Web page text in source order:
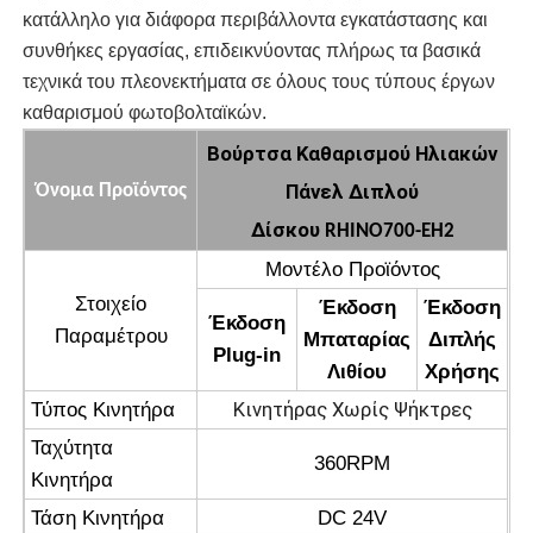
κατάλληλο για διάφορα περιβάλλοντα εγκατάστασης και
συνθήκες εργασίας, επιδεικνύοντας πλήρως τα βασικά
τεχνικά του πλεονεκτήματα σε όλους τους τύπους έργων
καθαρισμού φωτοβολταϊκών.
Όνομα Προϊόντος
Βούρτσα Καθαρισμού Ηλιακών
Πάνελ Διπλού
Δίσκου RHINO700-EH2
Στοιχείο
Παραμέτρου
Μοντέλο Προϊόντος
Έκδοση
Plug-in
Έκδοση
Μπαταρίας
Λιθίου
Έκδοση
Διπλής
Χρήσης
Τύπος Κινητήρα
Κινητήρας Χωρίς Ψήκτρες
Ταχύτητα
Κινητήρα
360RPM
Τάση Κινητήρα
DC 24V